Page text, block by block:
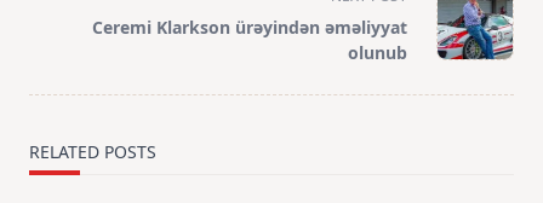
Ceremi Klarkson ürəyindən əməliyyat
olunub
RELATED POSTS